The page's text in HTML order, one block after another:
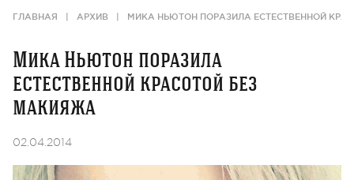
ГЛАВНАЯ АРХИВ МИКА НЬЮТОН ПОРАЗИЛА ЕСТЕСТВЕННОЙ
Мика Ньютон поразила
естественной красотой без
макияжа
02.04.2014